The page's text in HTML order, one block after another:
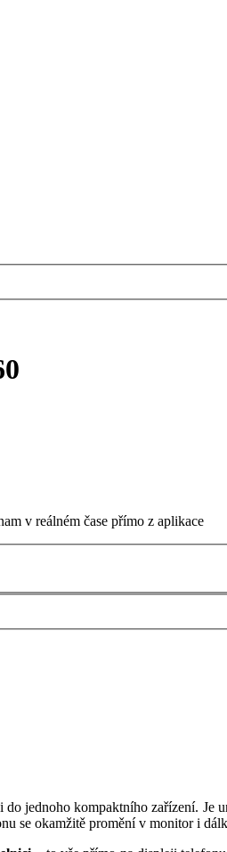
v reálném čase přímo z aplikace
jednoho kompaktního zařízení. Je
se okamžitě promění v monitor i